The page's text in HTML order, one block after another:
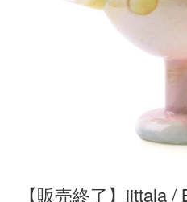
【販売終了】iittala